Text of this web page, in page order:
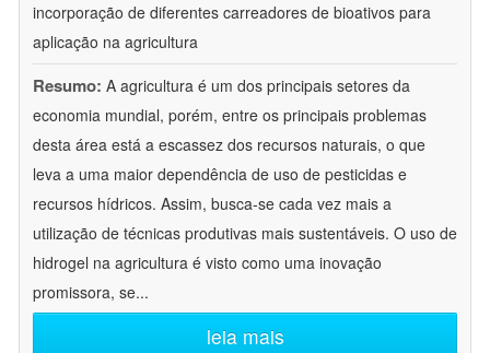
incorporação de diferentes carreadores de bioativos para
aplicação na agricultura
Resumo: A agricultura é um dos principais setores da
economia mundial, porém, entre os principais problemas
desta área está a escassez dos recursos naturais, o que
leva a uma maior dependência de uso de pesticidas e
recursos hídricos. Assim, busca-se cada vez mais a
utilização de técnicas produtivas mais sustentáveis. O uso de
hidrogel na agricultura é visto como uma inovação
promissora, se...
leia mais